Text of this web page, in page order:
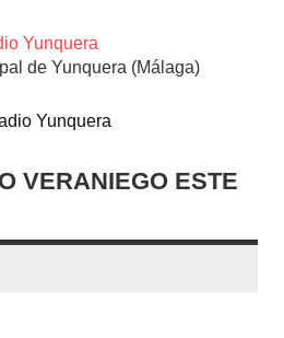
Radio
Yunquera
de Yunquera (Málaga)
VERANIEGO ESTE